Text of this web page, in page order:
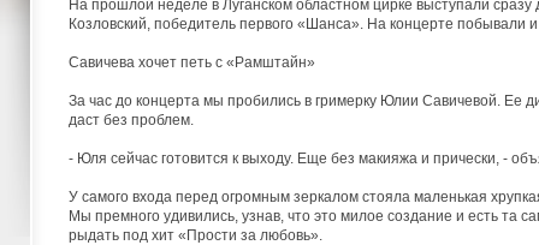
На прошлой неделе в Луганском областном цирке выступали
Козловский, победитель первого «Шанса». На концерте побывали
Савичева хочет петь с «Рамштайн»
За час до концерта мы пробились в гримерку Юлии Савичевой. Ее
даст без проблем.
- Юля сейчас готовится к выходу. Еще без макияжа и прически, -
У самого входа перед огромным зеркалом стояла маленькая
Мы премного удивились, узнав, что это милое создание и есть
рыдать под хит «Прости за любовь».